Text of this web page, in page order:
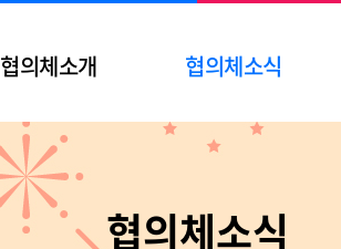
협의체소개 협의체소식
협의체소식